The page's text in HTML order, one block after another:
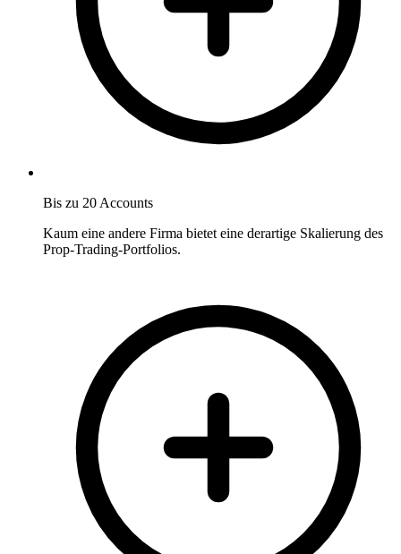
Bis zu 20 Accounts
Kaum eine andere Firma bietet eine derartige Skalierung des
Prop-Trading-Portfolios.